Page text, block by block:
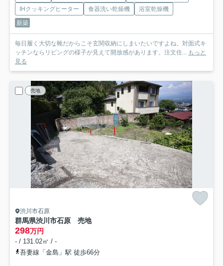
IHクッキングヒーター
食器洗い乾燥機
浴室乾燥機
新築
毎日履く大切な靴だからこそ玄関収納にしまいたいですよね。対面式キ
ッチンならリビングの様子が見えて開放感があります。注文住...
もっと
見る
売地
渋川市石原
群馬県渋川市石原 売地
298万円
- / 131.02㎡ / -
吾妻線「金島」駅 徒歩66分